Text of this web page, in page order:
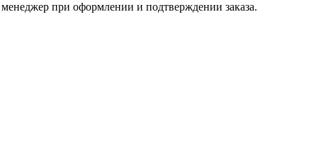
при оформлении и подтверждении заказа.